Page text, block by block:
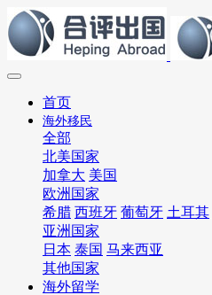
首页
海外移民
全部
北美国家
加拿大 美国
欧洲国家
希腊 西班牙 葡萄牙 土耳其
亚洲国家
日本 泰国 马来西亚
其他国家
海外留学